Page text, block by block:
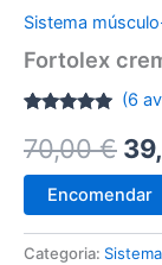
Sistema
Fortolex
com 5.00
em 5 com
base em
classificações
de clientes
(6
70,00€ O
Encomendar
Categoria: